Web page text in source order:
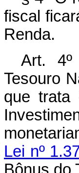
fiscal
Renda.
Art. 4º
Tesouro
que trata
Lei nº